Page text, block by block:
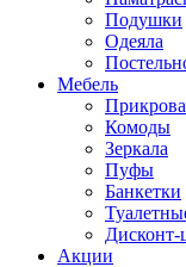
Подушки
Одеяла
Мебель
Комоды
Зеркала
Пуфы
Банкетки
Дисконт-
Акции